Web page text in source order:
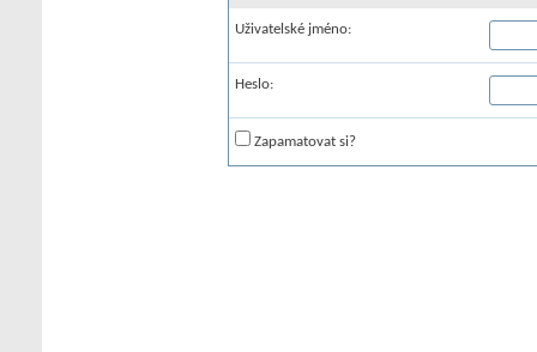
Uživatelské jméno:
Heslo:
Zapamatovat si?